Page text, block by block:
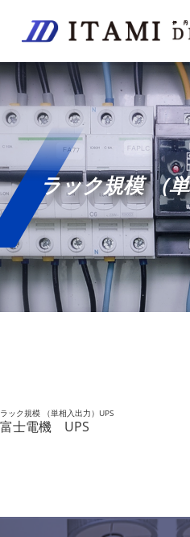
ラック規模 （
ラック規模 （単相入出力）UPS
富士電機 UPS